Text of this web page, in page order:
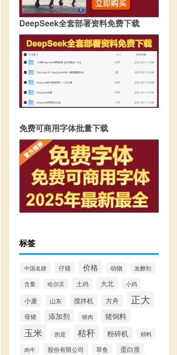
DeepSeek全套部署资料免费下载
免费可商用字体批量下载
标签
中国名牌 仔猪 价格 动物 发酵剂
含量 哈尔滨 土鸡 大北 小鸡
小麦 山东 搅拌机 方舟 正大
母猪 添加剂 猪肉 猪饲料
玉米 的是 秸秆 粉碎机
精料
肉牛
股份有限公司 草鱼 蛋白质